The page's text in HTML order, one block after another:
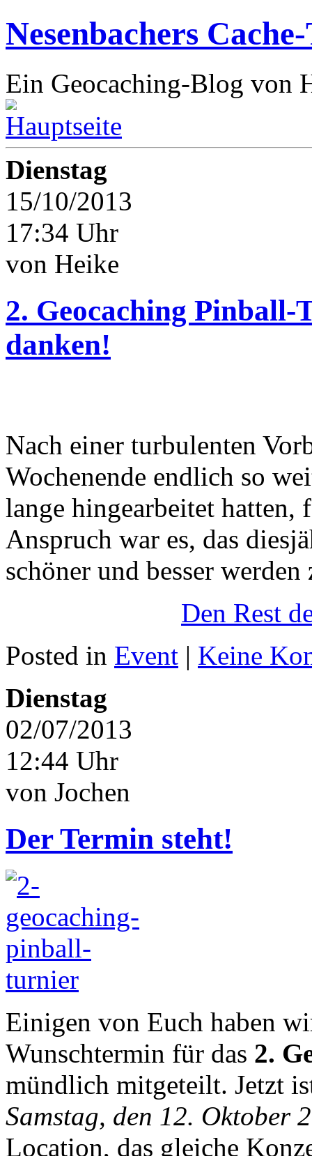
Nesenbachers
Ein Geocaching-Blog von
Dienstag
15/10/2013
17:34 Uhr
von Heike
2. Geocaching
danken!
Nach einer turbulenten
Wochenende endlich so
lange hingearbeitet hatten,
Anspruch war es, das
schöner und besser
Den Rest
Posted in Event | Keine
Dienstag
02/07/2013
12:44 Uhr
von Jochen
Der Termin steht!
Einigen von Euch haben
Wunschtermin für das 2.
mündlich mitgeteilt. Jetzt
Samstag, den 12. Oktober
Location, das gleiche